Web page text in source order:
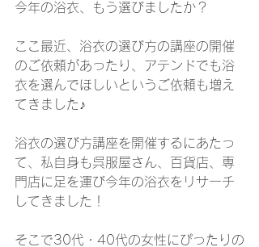
今年の浴衣、もう選びましたか？
ここ最近、浴衣の選び方の講座の開催
のご依頼があったり、アテンドでも浴
衣を選んでほしいというご依頼も増え
てきました♪
浴衣の選び方講座を開催するにあたっ
て、私自身も呉服屋さん、百貨店、専
門店に足を運び今年の浴衣をリサーチ
してきました！
そこで30代・40代の女性にぴったりの